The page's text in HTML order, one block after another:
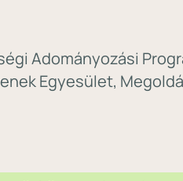
Adományozási
Egyesület,